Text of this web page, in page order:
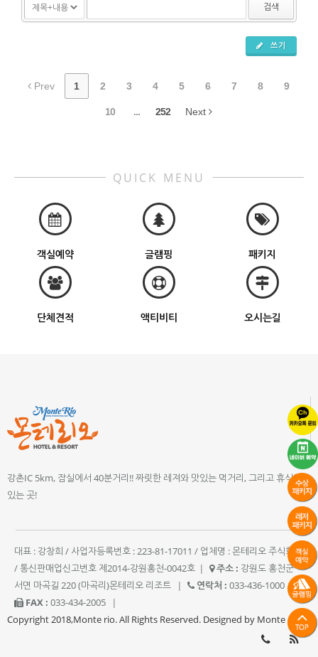
검색
쓰기
Prev 1 2 3 4 5 6 7 8 9
10 ... 252 Next
QUICK MENU
객실예약 글램핑 패키지
단체견적 액티비티 오시는길
강촌IC 5km, 잠실에서 40분거리!! 짜릿한 레져와 맛있는 먹거리, 그리고 휴식이
있는 곳!
대표 : 강창희 / 사업자등록번호 : 223-81-17011 / 업체명 : 몬테리오 주식회사
/ 통신판매업신고번호 제2014-강원홍천-0042호 | 주소 : 강원도 홍천군
서면 마곡길 220 (마곡리)몬테리오 리조트
| 연락처 : 033-436-1000
|
FAX : 033-434-2005
|
Copyright 2018,Monte rio. All Rights Reserved. Designed by Monte rio.